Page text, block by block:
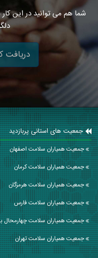
شما هم می توانید در این
جمعیت های استانی پربازدید
جمعیت همیاران سلامت اصفهان
جمعیت همیاران سلامت كرمان
جمعیت همیاران سلامت هرمزگان
جمعیت همیاران سلامت فارس
جمعیت همیاران سلامت چهارمحال
جمعیت همیاران سلامت تهران